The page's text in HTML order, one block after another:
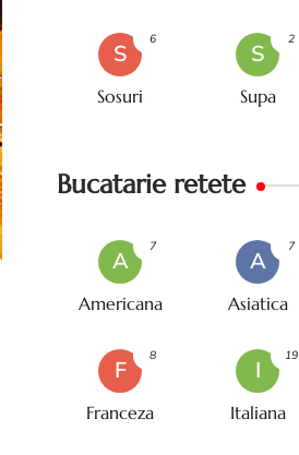
S
Sosuri
6
S
Supa
2
Bucatarie retete
A
Americana
7
A
Asiatica
7
F
Franceza
8
I
Italiana
19